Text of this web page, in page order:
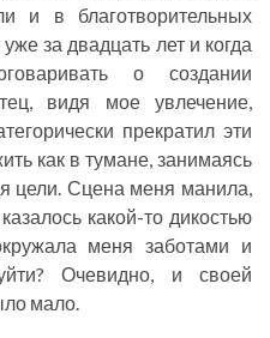
и в благотворительных
за двадцать лет и когда
о создании
видя мое увлечение,
прекратил эти
как в тумане, занимаясь
цели. Сцена меня манила,
какой-то дикостью
меня заботами и
Очевидно, и своей
мало.